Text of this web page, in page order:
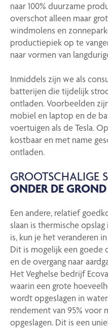
naar 100% duurzame
overschot alleen maar
windmolens en
productiepiek op te
naar vormen van
Inmiddels zijn we als
batterijen die tijdelijk
ontladen. Voorbeelden
mobiel en laptop en de
voertuigen als de Tesla.
kostbaar en met name
ontladen.
GROOTSCHALIGE
ONDER DE GROND
Een andere, relatief
slaan is thermische
is, kun je het veranderen
Dit is mogelijk een goede
en de overgang naar
Het Veghelse bedrijf
waarin een grote
wordt opgeslagen in
rendement van 95% voor
opgeslagen. Dit is een